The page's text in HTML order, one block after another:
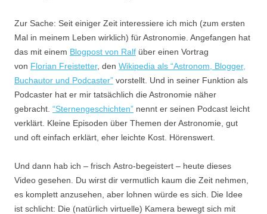
Zur Sache: Seit einiger Zeit interessiere ich mich (zum ersten
Mal in meinem Leben wirklich) für Astronomie. Angefangen hat
das mit einem Blogpost von Ralf über einen Vortrag
von Florian Freistetter, den Wikipedia als “Astronom, Blogger,
Buchautor und Podcaster” vorstellt. Und in seiner Funktion als
Podcaster hat er mir tatsächlich die Astronomie näher
gebracht. “Sternengeschichten” nennt er seinen Podcast leicht
verklärt. Kleine Episoden über Themen der Astronomie, gut
und oft einfach erklärt, eher leichte Kost. Hörenswert.
Und dann hab ich – frisch Astro-begeistert – heute dieses
Video gesehen. Du wirst dir vermutlich kaum die Zeit nehmen,
es komplett anzusehen, aber lohnen würde es sich. Die Idee
ist schlicht: Die (natürlich virtuelle) Kamera bewegt sich mit